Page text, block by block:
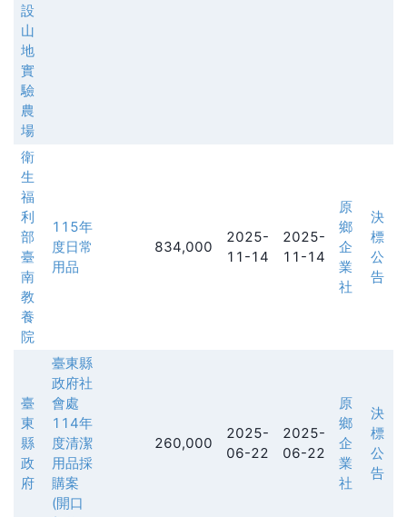
設
山
地
實
驗
農
場
衛
生
福
利
部
臺
南
教
養
院
115年
度日常
用品
834,000
2025-
11-14
2025-
11-14
原
鄉
企
業
社
決
標
公
告
臺
東
縣
政
府
臺東縣
政府社
會處
114年
度清潔
用品採
購案
(開口
260,000
2025-
06-22
2025-
06-22
原
鄉
企
業
社
決
標
公
告